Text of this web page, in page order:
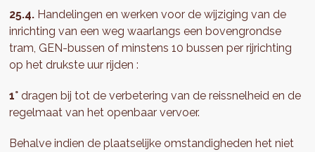
25.4. Handelingen en werken voor de wijziging van de
inrichting van een weg waarlangs een bovengrondse
tram, GEN-bussen of minstens 10 bussen per rijrichting
op het drukste uur rijden :
1°dragen bij tot de verbetering van de reissnelheid en de
regelmaat van het openbaar vervoer.
Behalve indien de plaatselijke omstandigheden het niet